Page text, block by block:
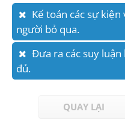
Kế toán các sự
người bỏ qua.
Đưa ra các suy
đủ.
QUAY LẠI